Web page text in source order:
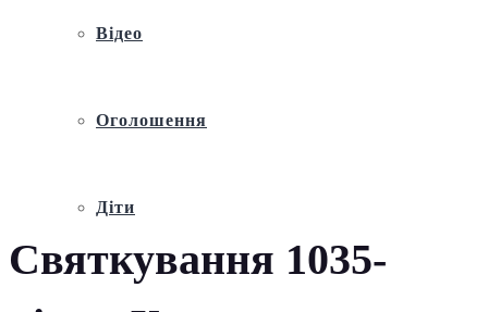
Відео
Оголошення
Діти
Святкування 1035-